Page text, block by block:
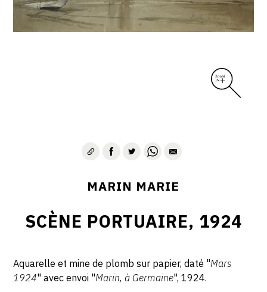
MARIN MARIE
SCÈNE PORTUAIRE, 1924
Aquarelle et mine de plomb sur papier, daté "Mars
1924" avec envoi "Marin, à Germaine", 1924.